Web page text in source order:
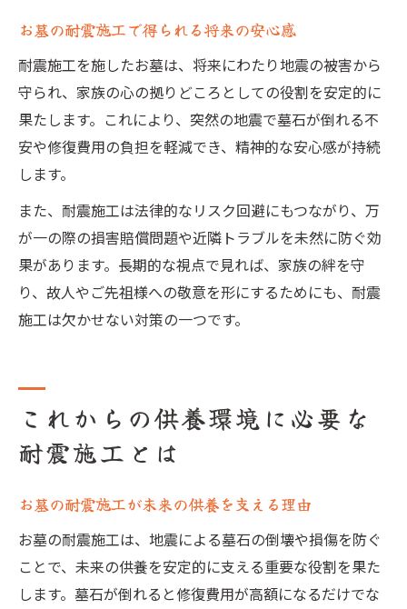
お墓の耐震施工で得られる将来の安心感
耐震施工を施したお墓は、将来にわたり地震の被害から
守られ、家族の心の拠りどころとしての役割を安定的に
果たします。これにより、突然の地震で墓石が倒れる不
安や修復費用の負担を軽減でき、精神的な安心感が持続
します。
また、耐震施工は法律的なリスク回避にもつながり、万
が一の際の損害賠償問題や近隣トラブルを未然に防ぐ効
果があります。長期的な視点で見れば、家族の絆を守
り、故人やご先祖様への敬意を形にするためにも、耐震
施工は欠かせない対策の一つです。
これからの供養環境に必要な
耐震施工とは
お墓の耐震施工が未来の供養を支える理由
お墓の耐震施工は、地震による墓石の倒壊や損傷を防ぐ
ことで、未来の供養を安定的に支える重要な役割を果た
します。墓石が倒れると修復費用が高額になるだけでな